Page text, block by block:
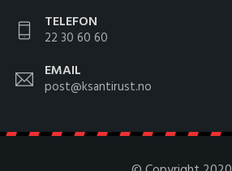
TELEFON
22 30 60 60
EMAIL
post@ksantirust.no